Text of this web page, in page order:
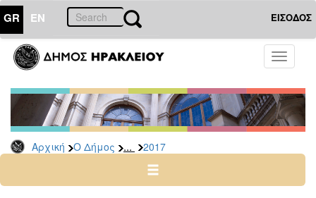
GR EN ΕΙΣΟΔΟΣ
Toggle
Αρχική Ο Δήμος ... 2017
ΔΗΜΟΣ
Δελτία
Τύπου
Αρχείο
2026
2024